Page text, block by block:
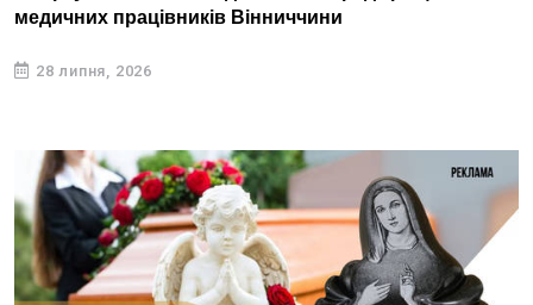
медичних працівників Вінниччини
28 липня, 2026